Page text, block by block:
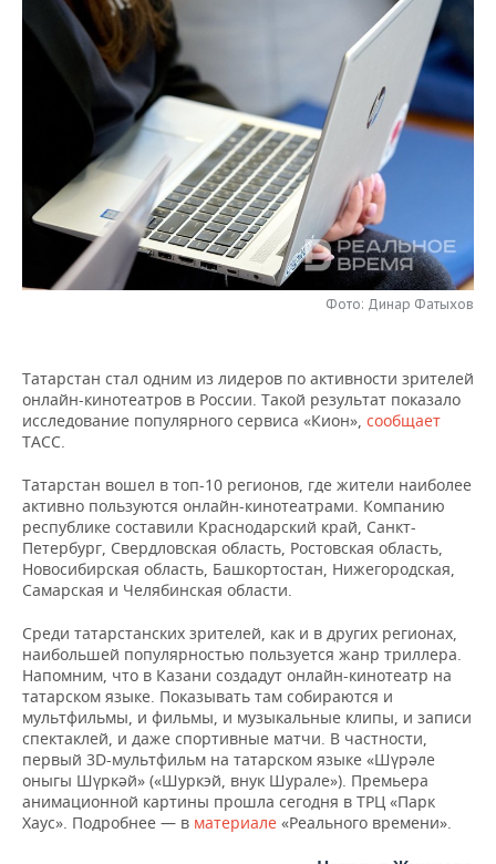
КОМУ ПРИНАДЛЕЖАТ
ТОРГОВЫЕ ЦЕНТРЫ
ТАТАРСТАНА
БЮДЖЕТ
ИНВЕСТИЦИИ
МАШИНОСТРОЕНИЕ
НЕФТЕХИМИЯ
ОПК
ЭНЕРГЕТИКА
НОВОСТИ АВТО
БИЗНЕС
НОВОСТИ БИЗНЕСА
РОЗНИЧНАЯ ТОРГОВЛЯ
ТРАНСПОРТ
УСЛУГИ
ТЕХНОЛОГИИ
НОВОСТИ ТЕХНОЛОГИЙ
МЕДИА
ТЕЛЕКОММУНИКАЦИИ
МЕРОПРИЯТИЯ
НОВОСТИ МЕРОПРИЯТИЙ
ВЫЕЗДНАЯ РЕДАКЦИЯ
БИЗНЕС-БРАНЧИ
ОТКРЫТАЯ ЛЕКЦИЯ
СПОРТ
НОВОСТИ СПОРТА
ФУТБОЛ
БАСКЕТБОЛ
ВОЛЕЙБОЛ
КИБЕРСПОРТ
ФИГУРНОЕ КАТАНИЕ
ВОДНЫЕ ВИДЫ СПОРТА
ХОККЕЙ С МЯЧОМ
ОБЩЕСТВО
НОВОСТИ ОБЩЕСТВА
ИНФРАСТРУКТУРА
ИСТОРИЯ
КУЛЬТУРА
МЕДИЦИНА
ОБРАЗОВАНИЕ
ПРОИСШЕСТВИЯ
ФОТОГАЛЕРЕЯ
СПРАВОЧНИК
СПИСОК ПЕРСОН
СПИСОК КОМПАНИЙ
ПОЛНАЯ ВЕРСИЯ
Фото: Динар Фатыхов
Татарстан стал одним из лидеров по активности зрителей
онлайн-кинотеатров в России. Такой результат показало
исследование популярного сервиса «Кион», сообщает
ТАСС.
Татарстан вошел в топ-10 регионов, где жители наиболее
активно пользуются онлайн-кинотеатрами. Компанию
республике составили Краснодарский край, Санкт-
Петербург, Свердловская область, Ростовская область,
Новосибирская область, Башкортостан, Нижегородская,
Самарская и Челябинская области.
Среди татарстанских зрителей, как и в других регионах,
наибольшей популярностью пользуется жанр триллера.
Напомним, что в Казани создадут онлайн-кинотеатр на
татарском языке. Показывать там собираются и
мультфильмы, и фильмы, и музыкальные клипы, и записи
спектаклей, и даже спортивные матчи. В частности,
первый 3D-мультфильм на татарском языке «Шүрәле
оныгы Шүркәй» («Шуркэй, внук Шурале»). Премьера
анимационной картины прошла сегодня в ТРЦ «Парк
Хаус». Подробнее — в материале «Реального времени».